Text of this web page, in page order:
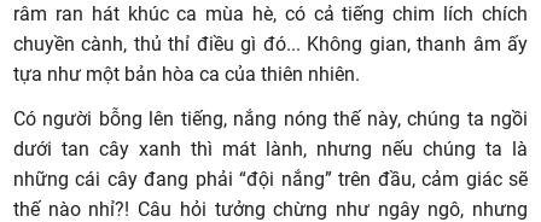
râm ran hát khúc ca mùa hè, có cả tiếng chim lích chích
chuyền cành, thủ thỉ điều gì đó... Không gian, thanh âm ấy
tựa như một bản hòa ca của thiên nhiên.
Có người bỗng lên tiếng, nắng nóng thế này, chúng ta ngồi
dưới tan cây xanh thì mát lành, nhưng nếu chúng ta là
những cái cây đang phải “đội nắng” trên đầu, cảm giác sẽ
thế nào nhỉ?! Câu hỏi tưởng chừng như ngây ngô, nhưng